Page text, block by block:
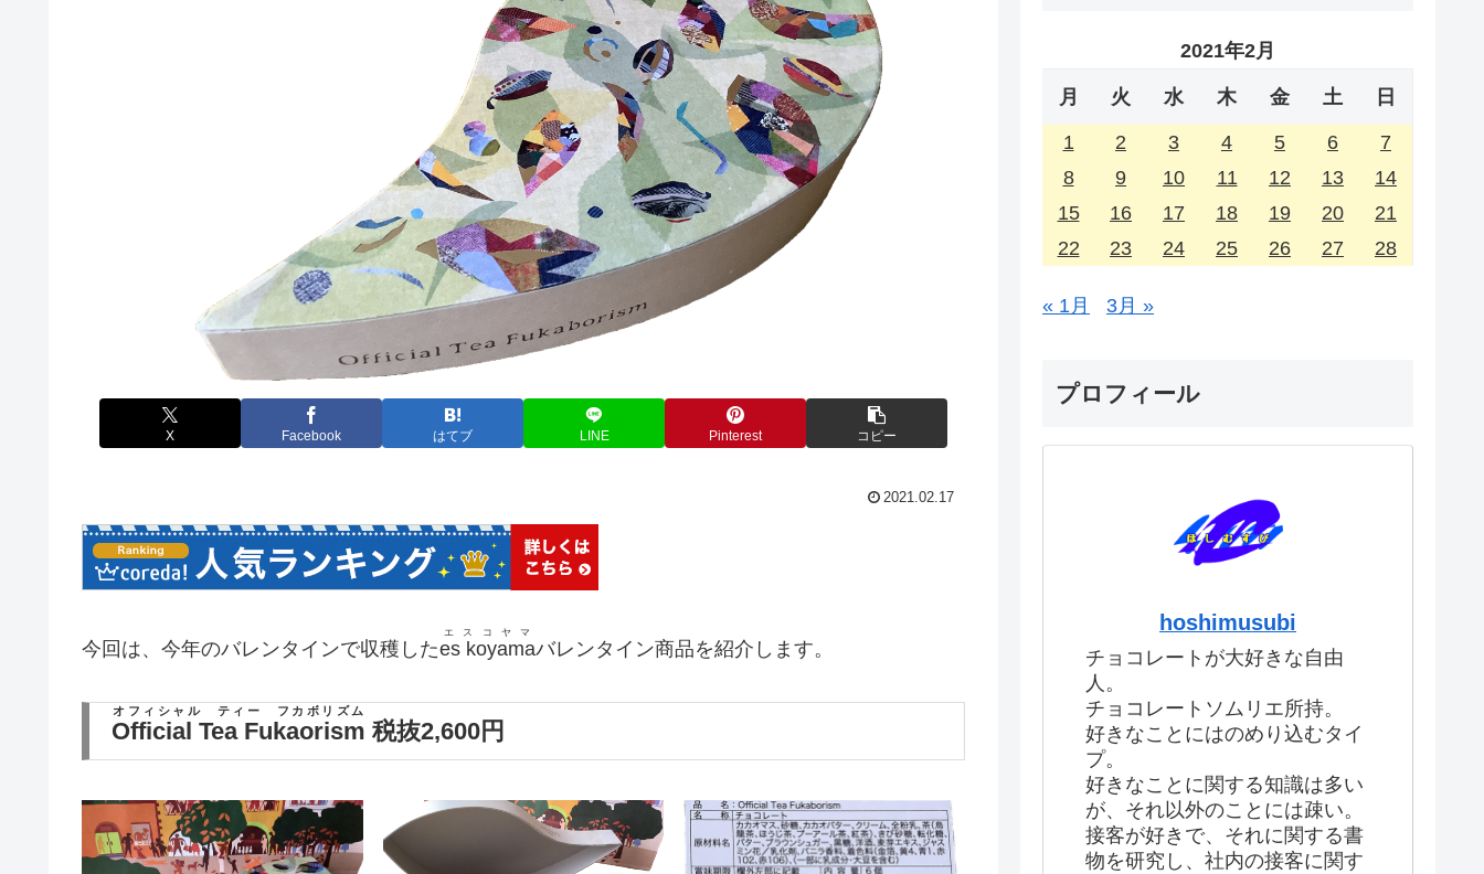
X Facebook はてブ LINE Pinterest コピー
2021.02.17
今回は、今年のバレンタインで収穫したes koyama
エスコヤマ
バレンタイン商品を紹介します。
Official Tea Fukaorism
オフィシャル ティー フカボリズム
税抜2,600円
2021年2月
月 火 水 木 金 土 日
1 2 3 4 5 6
7
8
9 10 11 12 13
14
15
16 17 18 19 20
21
22
23 24 25 26 27 28
« 1月 3月 »
プロフィール
hoshimusubi
チョコレートが大好きな自由
人。
チョコレートソムリエ所持。
好きなことにはのめり込むタイ
プ。
好きなことに関する知識は多い
が、それ以外のことには疎い。
接客が好きで、それに関する書
物を研究し、社内の接客に関す